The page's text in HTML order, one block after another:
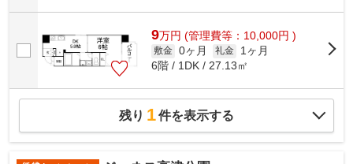
9万円 (管理費等：10,000円 )
敷金 0ヶ月 礼金
1ヶ月
6階 / 1DK / 27.13㎡
残り 1件を表示する